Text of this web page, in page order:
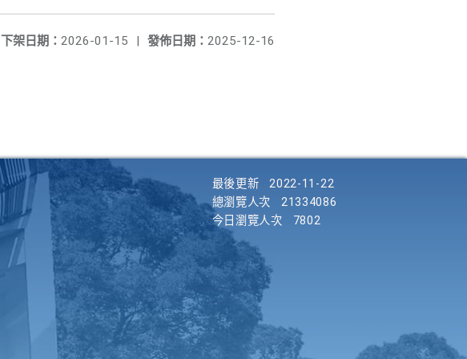
發佈日期： 2025-12-16
下架日期： 2026-01-15 |
最後更新
2022-11-22
總瀏覽人次
21334086
今日瀏覽人次
7802